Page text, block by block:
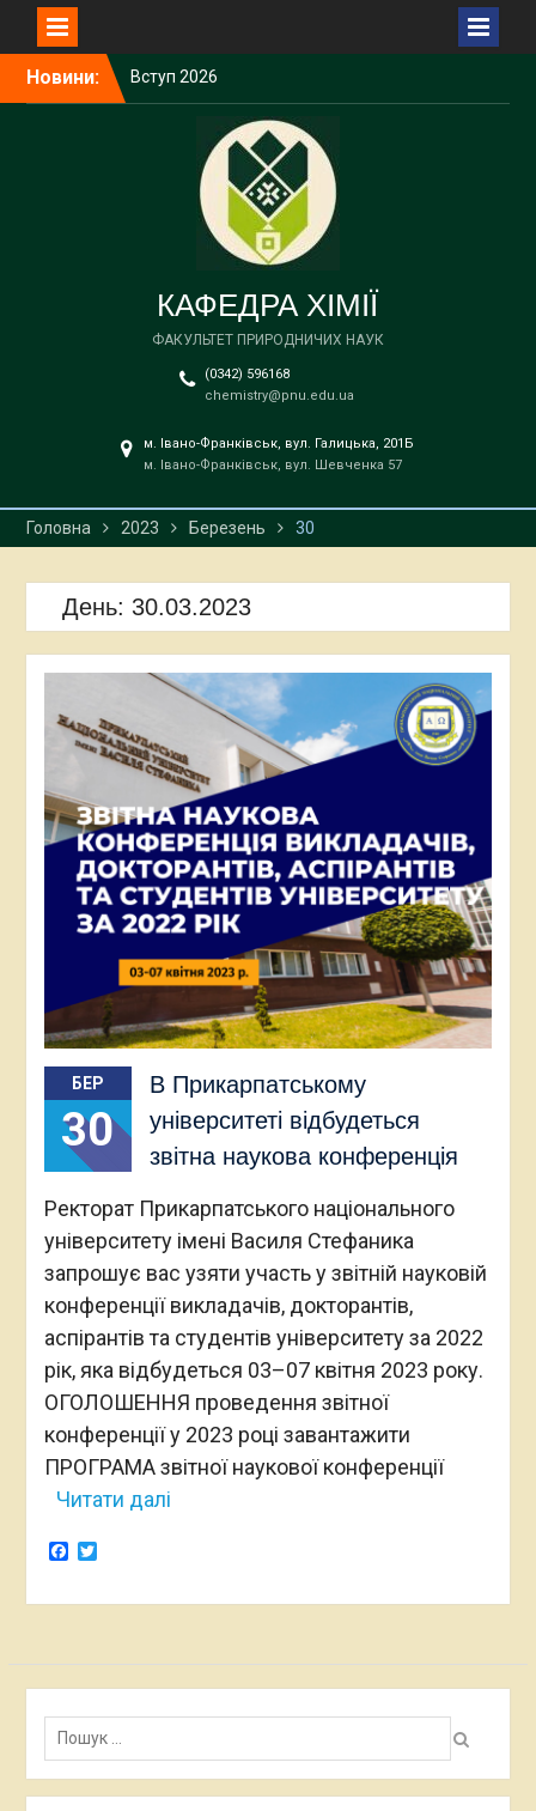
Новини:
Вступ 2026
Вступ 2026
Вступ 2026
Вступ 2026
КАФЕДРА ХІМІЇ
ФАКУЛЬТЕТ ПРИРОДНИЧИХ НАУК
(0342) 596168
chemistry@pnu.edu.ua
м. Івано-Франківськ, вул. Галицька, 201Б
м. Івано-Франківськ, вул. Шевченка 57
Головна 2023 Березень 30
День: 30.03.2023
БЕР
30
В Прикарпатському
університеті відбудеться
звітна наукова конференція
Ректорат Прикарпатського національного
університету імені Василя Стефаника
запрошує вас узяти участь у звітній науковій
конференції викладачів, докторантів,
аспірантів та студентів університету за 2022
рік, яка відбудеться 03–07 квітня 2023 року.
ОГОЛОШЕННЯ проведення звітної
конференції у 2023 році завантажити
ПРОГРАМА звітної наукової конференції
Читати далі
Facebook
Twitter
Пошук: